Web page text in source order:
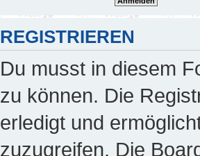
REGISTRIEREN
Du musst in diesem
zu können. Die
erledigt und
zuzugreifen. Die